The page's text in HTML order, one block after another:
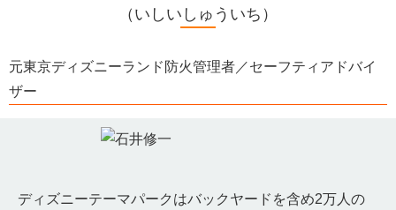
（いしいしゅういち）
元東京ディズニーランド防火管理者／セーフティアドバイ
ザー
ディズニーテーマパークはバックヤードを含め2万人の